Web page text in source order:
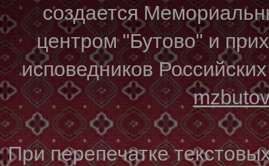
создается
центром "Бутово" и
исповедников
При перепечатке